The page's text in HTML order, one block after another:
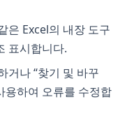
은 Excel의 내장 도구
표시합니다.
거나 “찾기 및 바꾸
용하여 오류를 수정합